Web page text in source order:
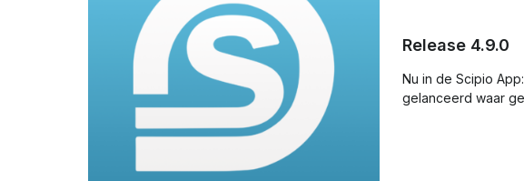
Release 4.9.0
Nu in de Scipio
gelanceerd waar